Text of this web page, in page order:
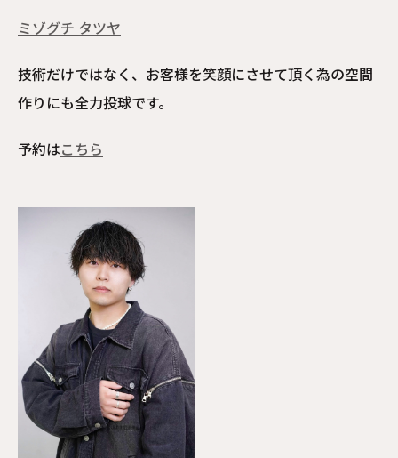
ミゾグチ タツヤ
技術だけではなく、お客様を笑顔にさせて頂く為の空間
作りにも全力投球です。
予約はこちら